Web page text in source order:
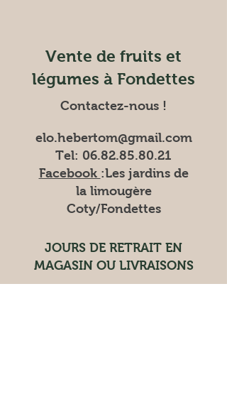
Vente de fruits et
légumes à Fondettes
Contactez-nous !
elo.hebertom@gmail.com
Tel: 06.82.85.80.21
Facebook :Lesjardins de
la limougère
Coty/Fondettes
JOURS DE RETRAIT EN
MAGASIN OU LIVRAISONS